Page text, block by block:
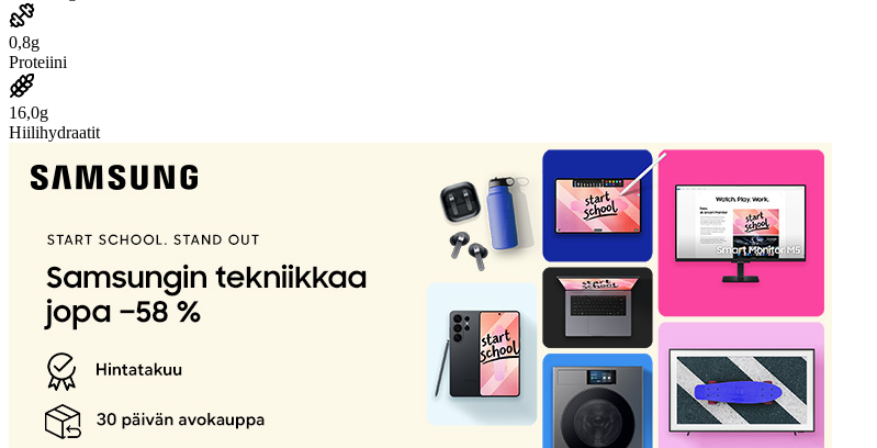
0,8g
Proteiini
16,0g
Hiilihydraatit